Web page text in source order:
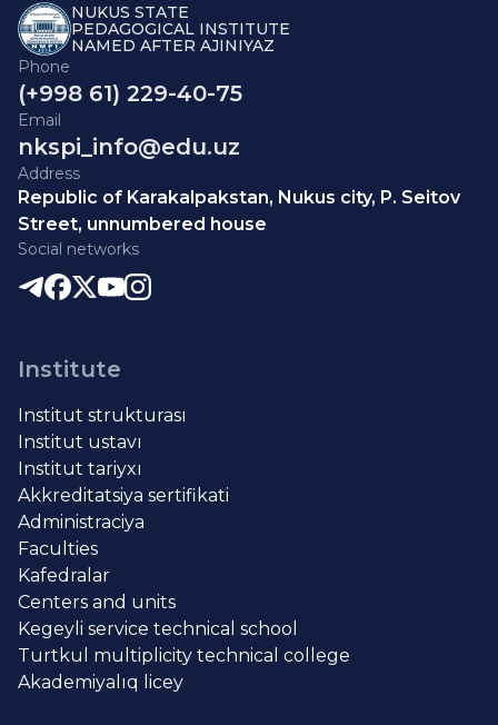
NUKUS STATE
PEDAGOGICAL INSTITUTE
NAMED AFTER AJINIYAZ
Phone
(+998 61) 229-40-75
Email
nkspi_info@edu.uz
Address
Republic of Karakalpakstan, Nukus city, P. Seitov
Street, unnumbered house
Social networks
Institute
Institut strukturası
Institut ustavı
Institut tariyxı
Akkreditatsiya sertifikati
Administraciya
Faculties
Kafedralar
Centers and units
Kegeyli service technical school
Turtkul multiplicity technical college
Akademiyalıq licey